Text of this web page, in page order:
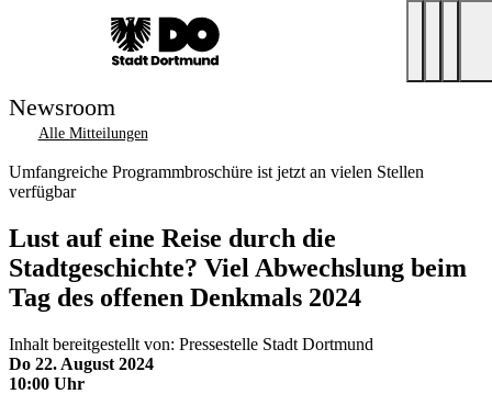
Newsroom
Alle Mitteilungen
Umfangreiche Programmbroschüre ist jetzt an vielen Stellen
verfügbar
Lust auf eine Reise durch die
Stadtgeschichte? Viel Abwechslung beim
Tag des offenen Denkmals 2024
Inhalt bereitgestellt von: Pressestelle Stadt Dortmund
Do 22. August 2024
10:00 Uhr